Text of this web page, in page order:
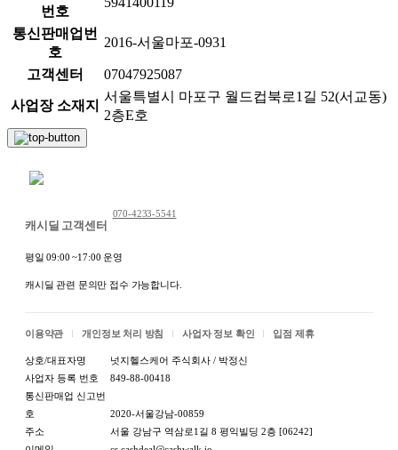
번호
통신판매업번
호
2016-서울마포-0931
고객센터 07047925087
사업장 소재지
서울특별시 마포구 월드컵북로1길 52(서교동)
2층E호
캐시딜 고객센터
070-4233-5541
평일 09:00 ~17:00 운영
캐시딜 관련 문의만 접수 가능합니다.
이용약관 개인정보 처리 방침 사업자 정보 확인 입점 제휴
상호/대표자명
넛지헬스케어 주식회사 / 박정신
사업자 등록 번호
849-88-00418
통신판매업 신고번
호
2020-서울강남-00859
주소
서울 강남구 역삼로1길 8 평익빌딩 2층 [06242]